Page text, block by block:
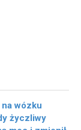
wózku
życzliwy